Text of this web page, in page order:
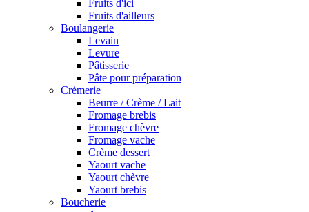
Fruits d'ici
Fruits d'ailleurs
Boulangerie
Levain
Levure
Pâtisserie
Pâte pour préparation
Crèmerie
Beurre / Crème / Lait
Fromage brebis
Fromage chèvre
Fromage vache
Crème dessert
Yaourt vache
Yaourt chèvre
Yaourt brebis
Boucherie